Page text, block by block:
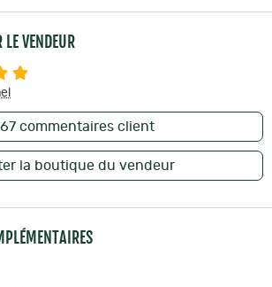
LE VENDEUR
commentaires client
la boutique du vendeur